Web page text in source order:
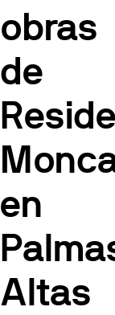
obras
de
en
Altas